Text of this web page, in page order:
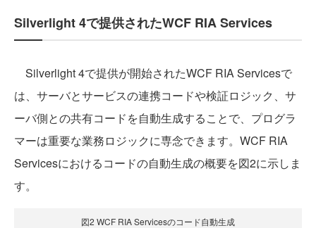
Silverlight 4で提供されたWCF RIA Services
Silverlight 4で提供が開始されたWCF RIA Servicesで
は、サーバとサービスの連携コードや検証ロジック、サ
ーバ側との共有コードを自動生成することで、プログラ
マーは重要な業務ロジックに専念できます。WCF RIA
Servicesにおけるコードの自動生成の概要を図2に示しま
す。
図2 WCF RIA Servicesのコード自動生成